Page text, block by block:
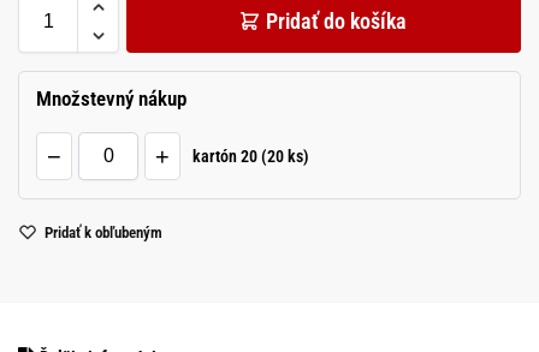
Pridať do košíka
Množstevný nákup
kartón 20 (20 ks)
− +
Pridať k obľubeným